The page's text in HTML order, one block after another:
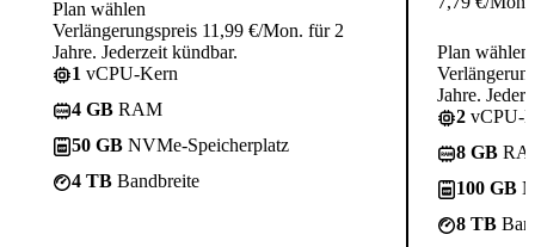
Plan wählen
Verlängerungspreis 11,99 €/Mon. für 2
Jahre. Jederzeit kündbar.
1 vCPU-Kern
4 GB RAM
50 GB NVMe-Speicherplatz
4 TB Bandbreite
Plan wählen
Jahre.
2 vCPU-
8 GB
100 GB
8 TB